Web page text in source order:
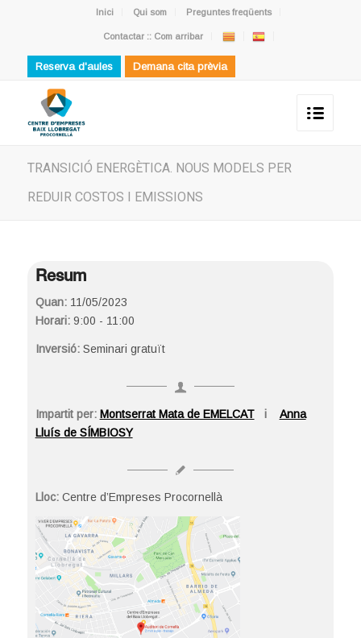
Inici Qui som Preguntes freqüents
Contactar :: Com arribar
Reserva d'aules Demana cita prèvia
TRANSICIÓ ENERGÈTICA. NOUS MODELS PER
REDUIR COSTOS I EMISSIONS
Resum
Quan:11/05/2023
Horari:9:00 - 11:00
Inversió: Seminari gratuït
Impartit per: Montserrat Mata de EMELCATi Anna
Lluís de SÍMBIOSY
Lloc:Centre d’Empreses Procornellà